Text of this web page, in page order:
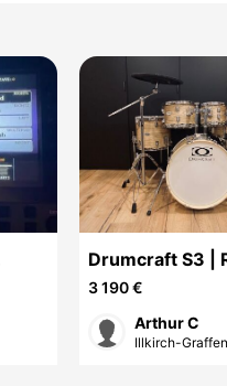
Drumcraft S3 |
V-31
3 190 €
Arthur C
Illkirch-